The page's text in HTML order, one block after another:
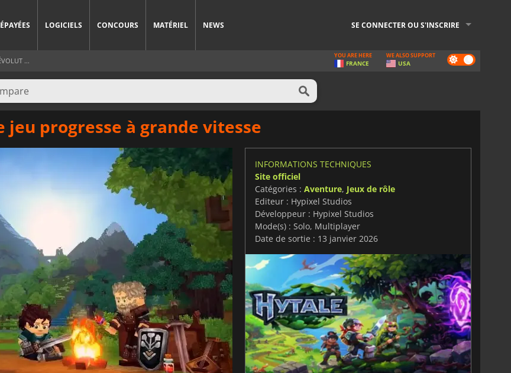
LOGICIELS CONCOURS MATÉRIEL NEWS SE CONNECTER OU S'INSCRIRE
... Dark
mode
YOU ARE HERE
FRANCE
WE ALSO SUPPORT
USA
progresse à grande vitesse
INFORMATIONS TECHNIQUES
Site officiel
Catégories : Aventure, Jeux de rôle
Editeur : Hypixel Studios
Développeur : Hypixel Studios
Mode(s) : Solo, Multiplayer
Date de sortie : 13 janvier 2026